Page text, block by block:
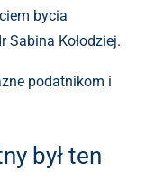
bycia
Sabina Kołodziej.
podatnikom i
był ten